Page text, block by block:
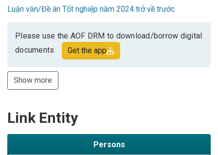
Luận văn/Đề án Tốt nghiệp năm 2024 trở về trước
Please use the AOF DRM to download/borrow digital
documents
Get the app
Show more
Link Entity
Persons